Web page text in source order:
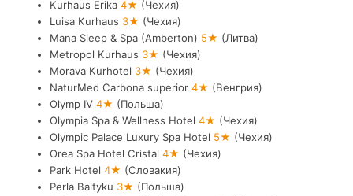
Kurhaus Erika 4★ (Чехия)
Luisa Kurhaus 3★ (Чехия)
Mana Sleep & Spa (Amberton) 5★ (Литва)
Metropol Kurhaus 3★ (Чехия)
Morava Kurhotel 3★ (Чехия)
NaturMed Carbona superior 4★ (Венгрия)
Olymp IV 4★ (Польша)
Olympia Spa & Wellness Hotel 4★ (Чехия)
Olympic Palace Luxury Spa Hotel 5★ (Чехия)
Orea Spa Hotel Cristal 4★ (Чехия)
Park Hotel 4★ (Словакия)
Perla Baltyku 3★ (Польша)